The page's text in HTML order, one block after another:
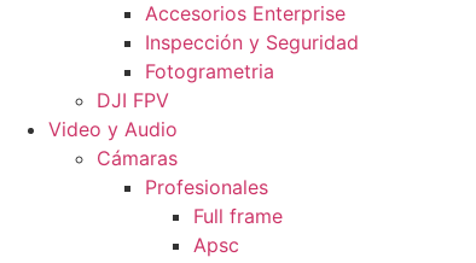
Accesorios Enterprise
Inspección y Seguridad
Fotogrametria
DJI FPV
Video y Audio
Cámaras
Profesionales
Full frame
Apsc